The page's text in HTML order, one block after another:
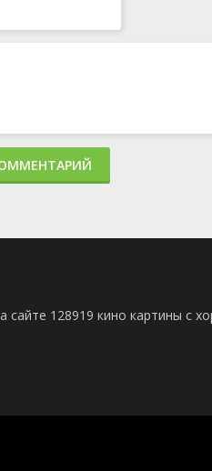
сайте 128919 кино картины с